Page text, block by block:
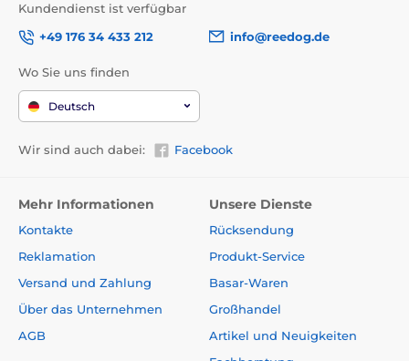
Kundendienst ist verfügbar
+49 176 34 433 212
info@reedog.de
Wo Sie uns finden
Deutsch
Wir sind auch dabei: Facebook
Mehr Informationen
Kontakte
Reklamation
Versand und Zahlung
Über das Unternehmen
AGB
Unsere Dienste
Rücksendung
Produkt-Service
Basar-Waren
Großhandel
Artikel und Neuigkeiten